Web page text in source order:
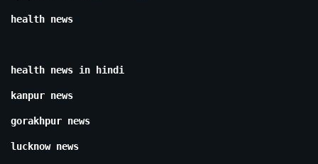
health news
health news in hindi
kanpur news
gorakhpur news
lucknow news